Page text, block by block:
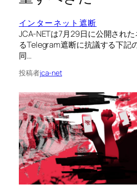
インターネット遮断
JCA-NETは7月29日に公開され
るTelegram遮断に抗議する下記
同…
投稿者jca-net